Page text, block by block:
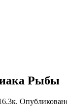
Рыбы